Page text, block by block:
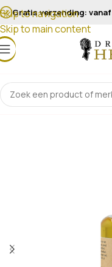
Skip to navigation
Skip to main content
Gratis verzending: vanaf